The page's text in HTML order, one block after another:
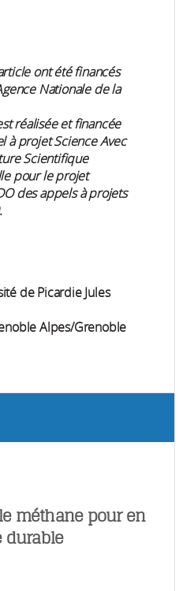
ont été financés
Nationale de la
réalisée et financée
à projet Science Avec
Scientifique
pour le projet
des appels à projets
de Picardie Jules
Alpes/Grenoble
méthane pour en
durable